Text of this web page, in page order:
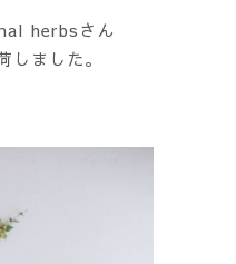
herbsさん
しました。